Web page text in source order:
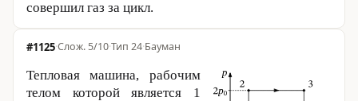
совершил газ за цикл.
#1125· 5/10·Тип 24·Бауман
Тепловая машина, рабочим
телом которой является 1